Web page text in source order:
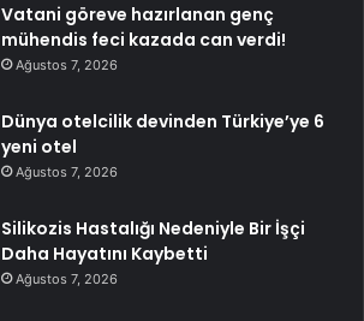
Vatani göreve hazırlanan genç
mühendis feci kazada can verdi!
Ağustos 7, 2026
Dünya otelcilik devinden Türkiye’ye 6
yeni otel
Ağustos 7, 2026
Silikozis Hastalığı Nedeniyle Bir İşçi
Daha Hayatını Kaybetti
Ağustos 7, 2026